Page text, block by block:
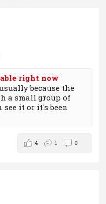
right now
because the
a small group of
see it or it's been
4 1 0